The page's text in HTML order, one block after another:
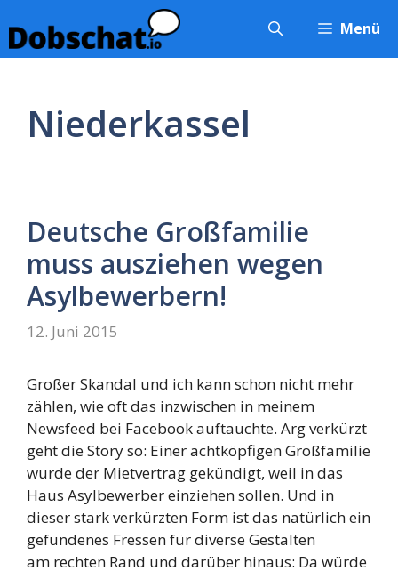
Inhalt
springen
Menü
Niederkassel
Deutsche Großfamilie
muss ausziehen wegen
Asylbewerbern!
12. Juni 2015
Großer Skandal und ich kann schon nicht mehr
zählen, wie oft das inzwischen in meinem
Newsfeed bei Facebook auftauchte. Arg verkürzt
geht die Story so: Einer achtköpfigen Großfamilie
wurde der Mietvertrag gekündigt, weil in das
Haus Asylbewerber einziehen sollen. Und in
dieser stark verkürzten Form ist das natürlich ein
gefundenes Fressen für diverse Gestalten
am rechten Rand und darüber hinaus: Da würde